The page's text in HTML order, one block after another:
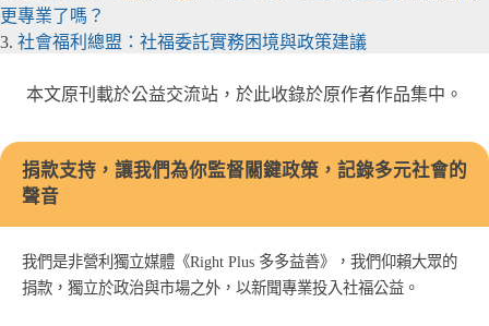
更專業了嗎？
3. 社會福利總盟：社福委託實務困境與政策建議
本文原刊載於公益交流站，於此收錄於原作者作品集中。
捐款支持，讓我們為你監督關鍵政策，記錄多元社會的
聲音
我們是非營利獨立媒體《Right Plus 多多益善》，我們仰賴大眾的
捐款，獨立於政治與市場之外，以新聞專業投入社福公益。